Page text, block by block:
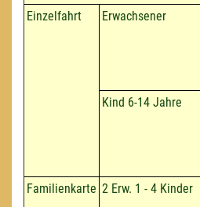
Einzelfahrt Erwachsener
Kind 6-14 Jahre
Familienkarte 2 Erw. 1 - 4 Kinder